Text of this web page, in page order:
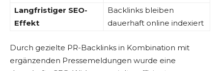
Langfristiger SEO-
Effekt
Backlinks bleiben
dauerhaft online indexiert
Durch gezielte PR-Backlinks in Kombination mit
ergänzenden Pressemeldungen wurde eine